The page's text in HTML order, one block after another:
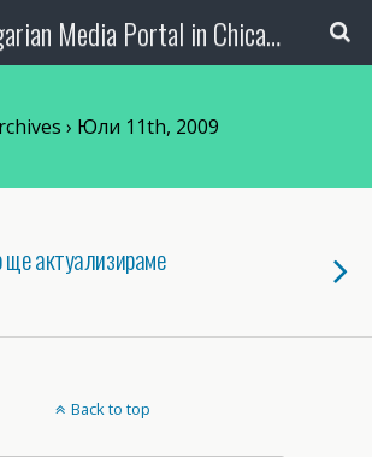
The Bulgarian Media Portal in Chicago
› Юли 11th, 2009
актуализираме
Back to top